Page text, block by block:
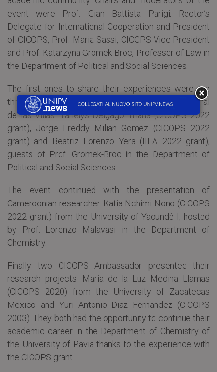
event were Prof. Gian Battista Parigi, Rector’s
Delegate for International Cooperation and President
of CICOPS, Prof. Maria Sassi, CICOPS Vice-President
and Prof. Katarzyna Gromek-Broc, Professor of Law in
the Department of Political and Social Sciences.
The first ones to share their experiences were the
three Cuban researchers from the Universidad Central
de las Villas: Yanelys Delgago Triana (CICOPS 2022
grant), Jorge Freddy Milian Gomez (CICOPS 2022
grant) and Beatriz Lorenzo Yera (IILA 2022 grant),
guests of Prof. Gromek-Broc in the Department of
Political and Social Sciences.
The event continued with the presentation of
Cameroonian researcher Katia Nchimi Nono (CICOPS
2022 grant) from the University of Yaoundé I, hosted
by Prof. Lorenzo Malavasi in the Department of
Chemistry.
Finally, two CICOPS Ambassador presented their
research projects, Maria de la Luz Medina Llamas
(CICOPS 2020) from the University of Zacatecas
Mexico and Yuri Antonio Diaz Fernandez (CICOPS
2003). They both had the opportunity to continue their
academic career in the Department of Chemistry of
the University of Pavia thanks to the experience with
the CICOPS grant.